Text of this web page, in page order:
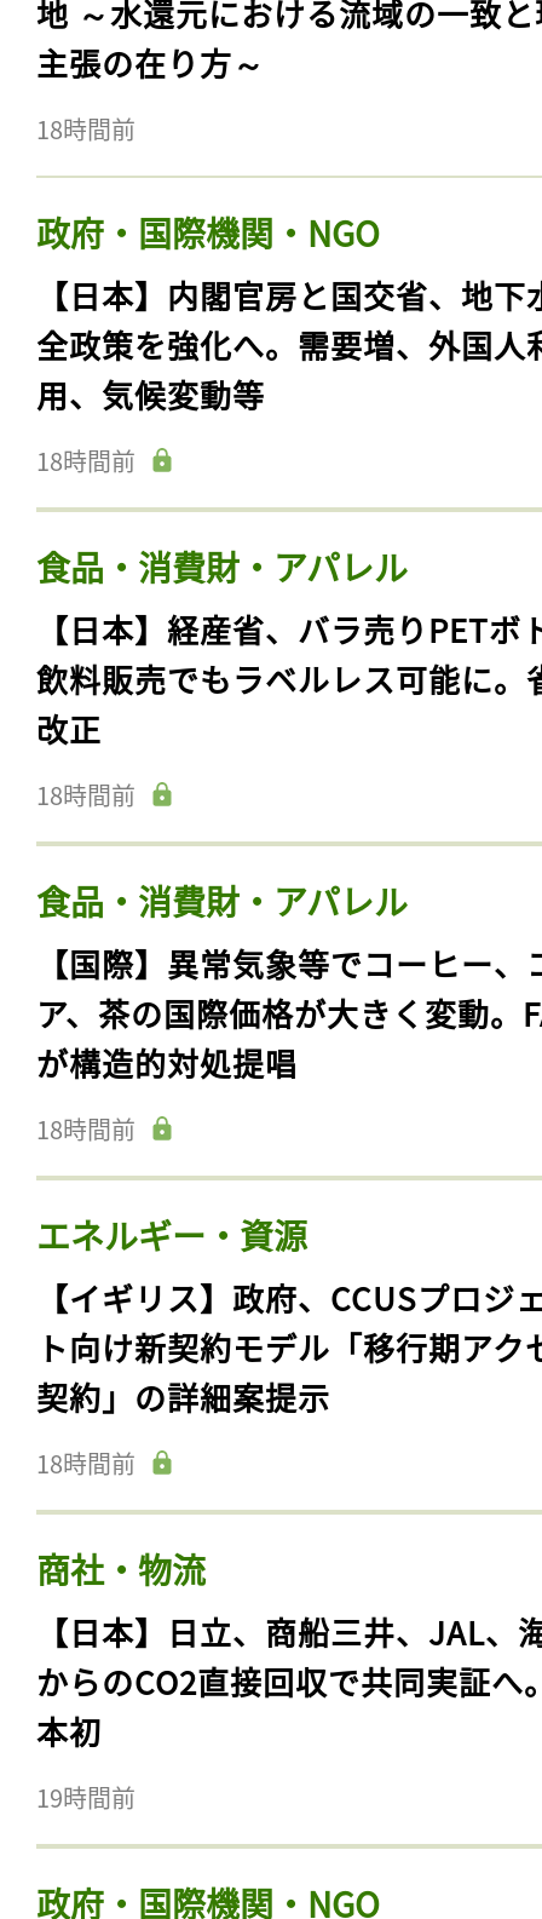
地 ～水還元における流域の一致
主張の在り方～
18時間前
政府・国際機関・NGO
【日本】内閣官房と国交省、地下
全政策を強化へ。需要増、外国人
用、気候変動等
18時間前
食品・消費財・アパレル
【日本】経産省、バラ売りPETボ
飲料販売でもラベルレス可能に。
改正
18時間前
食品・消費財・アパレル
【国際】異常気象等でコーヒー、
ア、茶の国際価格が大きく変動。
が構造的対処提唱
18時間前
エネルギー・資源
【イギリス】政府、CCUSプロジ
ト向け新契約モデル「移行期アク
契約」の詳細案提示
18時間前
商社・物流
【日本】日立、商船三井、JAL、
からのCO2直接回収で共同実証へ
本初
19時間前
政府・国際機関・NGO